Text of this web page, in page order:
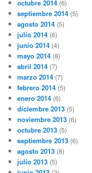
octubre 2014 (6)
septiembre 2014 (5)
agosto 2014 (5)
julio 2014 (6)
junio 2014 (4)
mayo 2014 (8)
abril 2014 (7)
marzo 2014 (7)
febrero 2014 (5)
enero 2014 (6)
diciembre 2013 (5)
noviembre 2013 (6)
octubre 2013 (5)
septiembre 2013 (6)
agosto 2013 (8)
julio 2013 (5)